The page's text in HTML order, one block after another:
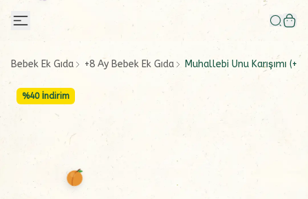
Bebek Ek Gıda +8 Ay Bebek Ek Gıda Muhallebi Unu Karışımı
%40 İndirim